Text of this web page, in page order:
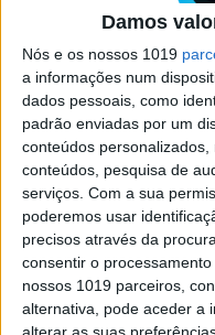
Damos
Nós e os nossos 1019
a informações num
dados pessoais, como
padrão enviadas por um
conteúdos
conteúdos, pesquisa de
serviços. Com a sua
poderemos usar
precisos através da
consentir o
nossos 1019 parceiros,
alternativa, pode aceder a
EXAME INFORMÁTICA